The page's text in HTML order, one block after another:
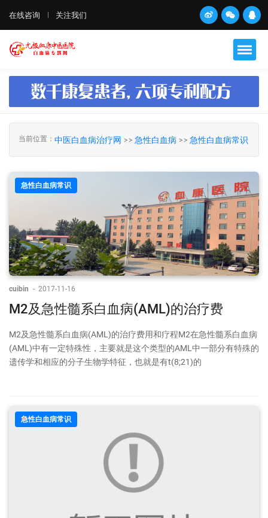
在线咨询 关注我们
当前位置： 中医白血病治疗网 >> 急性白血病 >> 急性白血病常识
急性白血病常识
cuibin - 2017-11-16
M2及急性髓系白血病(AML)的治疗费
M2及急性髓系白血病(AML)的治疗费用和疗程M2在急性髓系白血病
(AML)中有一定特殊性，主要就是这个类型的AML中一部分有特殊的
遗传学和相应的分子生物学特征，也就是有t(8;21)的
急性白血病常识